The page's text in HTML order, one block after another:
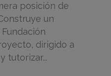
posición de
un
dirigido a
tutorizar...